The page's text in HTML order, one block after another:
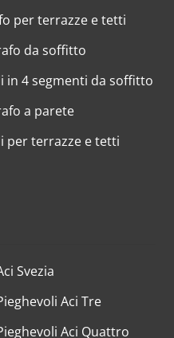
per terrazze e tetti
da soffitto
in 4 segmenti da soffitto
a parete
per terrazze e tetti
Svezia
Aci Tre
Aci Quattro